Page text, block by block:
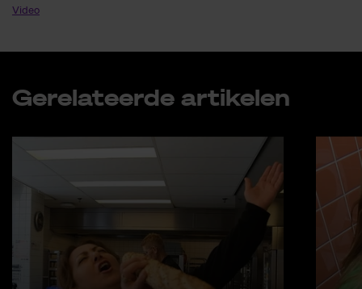
Video
Ge­re­la­teer­de ar­ti­ke­len